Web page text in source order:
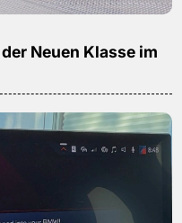
Neuen Klasse im